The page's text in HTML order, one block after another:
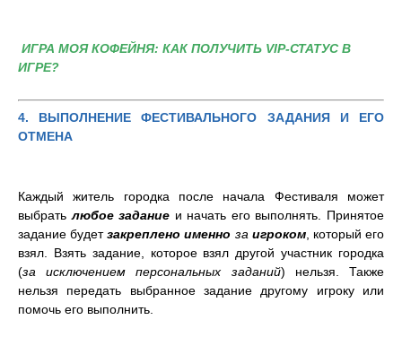
ИГРА МОЯ КОФЕЙНЯ: КАК ПОЛУЧИТЬ VIP-СТАТУС В
ИГРЕ?
4. ВЫПОЛНЕНИЕ ФЕСТИВАЛЬНОГО ЗАДАНИЯ И ЕГО
ОТМЕНА
Каждый житель городка после начала Фестиваля может
выбратьлюбое задание и начать его выполнять. Принятое
задание будетзакреплено именно за игроком, который его
взял. Взять задание, которое взял другой участник городка
(за исключением персональных заданий) нельзя. Также
нельзя передать выбранное задание другому игроку или
помочь его выполнить.